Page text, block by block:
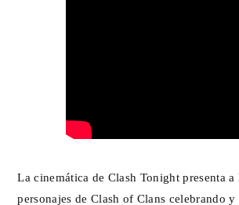
La cinemática de Clash Tonight presenta
personajes de Clash of Clans celebrando